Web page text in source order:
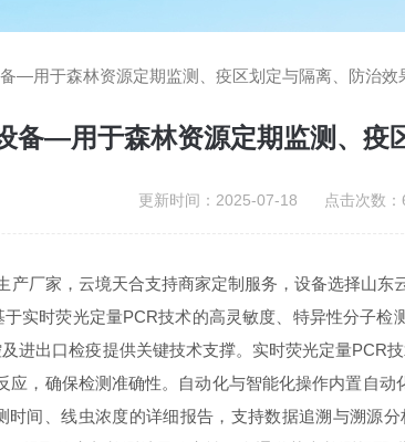
—用于森林资源定期监测、疫区划定与隔离、防治效
备—用于森林资源定期监测、疫
更新时间：2025-07-18 点击次数：
产厂家，云境天合支持商家定制服务，设备选择山
实时荧光定量PCR技术的高灵敏度、特异性分子
进出口检疫提供关键技术支撑。实时荧光定量
应，确保检测准确性。自动化与智能化操作内置自
间、线虫浓度的详细报告，支持数据追溯与溯源